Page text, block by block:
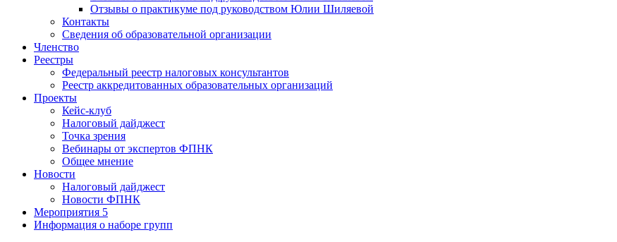
Отзывы о практикуме под руководством Юлии Шиляевой
Контакты
Сведения об образовательной организации
Членство
Реестры
Федеральный реестр налоговых консультантов
Реестр аккредитованных образовательных организаций
Проекты
Кейс-клуб
Налоговый дайджест
Точка зрения
Вебинары от экспертов ФПНК
Общее мнение
Новости
Налоговый дайджест
Новости ФПНК
Мероприятия 5
Информация о наборе групп